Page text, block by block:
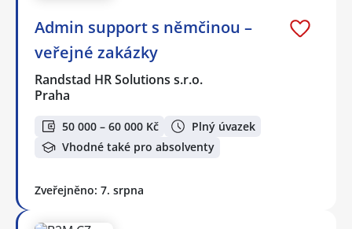
Admin support s němčinou –
veřejné zakázky
Randstad HR Solutions s.r.o.
Praha
50 000 – 60 000 Kč
Plný úvazek
Vhodné také pro absolventy
Zveřejněno: 7. srpna